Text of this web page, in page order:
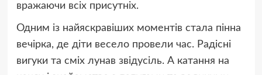
вражаючи всіх присутніх.
Одним із найяскравіших моментів стала пінна
вечірка, де діти весело провели час. Радісні
вигуки та сміх лунав звідусіль. А катання на